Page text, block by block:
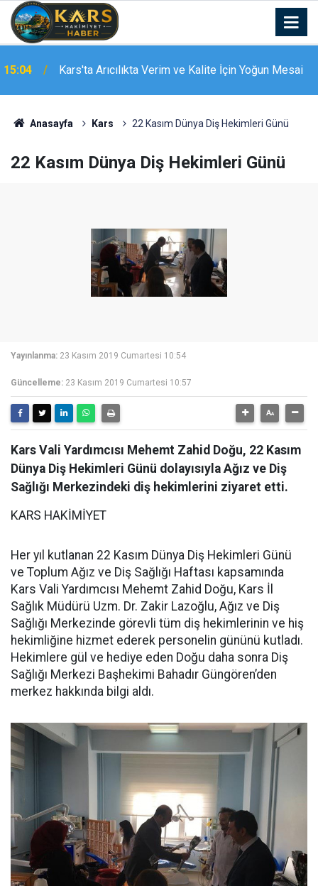
14:59 Van’da sabah namazı buluşmaları
Anasayfa Kars 22 Kasım Dünya Diş Hekimleri Günü
22 Kasım Dünya Diş Hekimleri Günü
Yayınlanma: 23 Kasım 2019 Cumartesi 10:54
Güncelleme: 23 Kasım 2019 Cumartesi 10:57
Kars Vali Yardımcısı Mehemt Zahid Doğu, 22 Kasım
Dünya Diş Hekimleri Günü dolayısıyla Ağız ve Diş
Sağlığı Merkezindeki diş hekimlerini ziyaret etti.
KARS HAKİMİYET
Her yıl kutlanan 22 Kasım Dünya Diş Hekimleri Günü
ve Toplum Ağız ve Diş Sağlığı Haftası kapsamında
Kars Vali Yardımcısı Mehemt Zahid Doğu, Kars İl
Sağlık Müdürü Uzm. Dr. Zakir Lazoğlu, Ağız ve Diş
Sağlığı Merkezinde görevli tüm diş hekimlerinin ve hiş
hekimliğine hizmet ederek personelin gününü kutladı.
Hekimlere gül ve hediye eden Doğu daha sonra Diş
Sağlığı Merkezi Başhekimi Bahadır Güngören’den
merkez hakkında bilgi aldı.